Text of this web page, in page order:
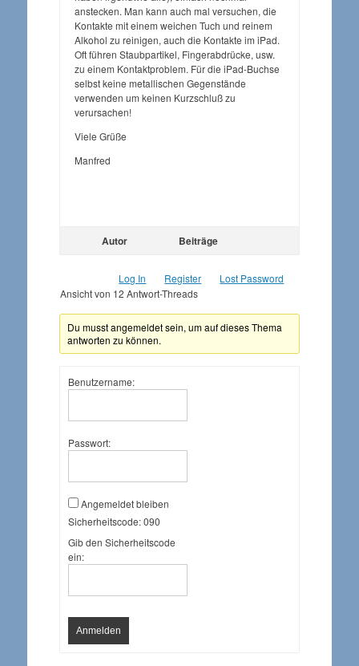
anstecken. Man kann auch mal versuchen, die
Kontakte mit einem weichen Tuch und reinem
Alkohol zu reinigen, auch die Kontakte im iPad.
Oft führen Staubpartikel, Fingerabdrücke, usw.
zu einem Kontaktproblem. Für die iPad-Buchse
selbst keine metallischen Gegenstände
verwenden um keinen Kurzschluß zu
verursachen!
Viele Grüße
Manfred
Autor Beiträge
Log In Register
Lost Password
Ansicht von 12 Antwort-Threads
Du musst angemeldet sein, um auf dieses Thema
antworten zu können.
Benutzername:
Passwort:
Angemeldet bleiben
Sicherheitscode: 090
Gib den Sicherheitscode
ein:
Anmelden